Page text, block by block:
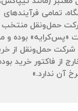
تمامی فرآیندهای
حمل‌ونقل منتخب
«پس‌کرایه» بوده و
شرکت حمل‌ونقل از
از فاکتور خرید
آن ندارد.»